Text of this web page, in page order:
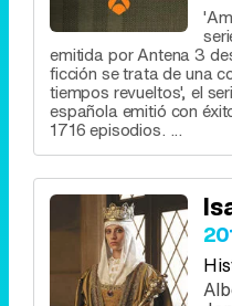
emitida por Antena 3
ficción se trata de una
tiempos revueltos', el
española emitió con
1716 episodios. ...